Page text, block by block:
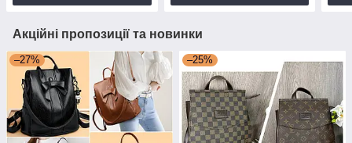
Акційні пропозиції та новинки
–27% –25%